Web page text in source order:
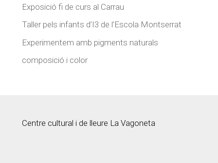
Exposició fi de curs al Carrau
Taller pels infants d’I3 de l’Escola Montserrat
Experimentem amb pigments naturals
composició i color
Centre cultural i de lleure La Vagoneta